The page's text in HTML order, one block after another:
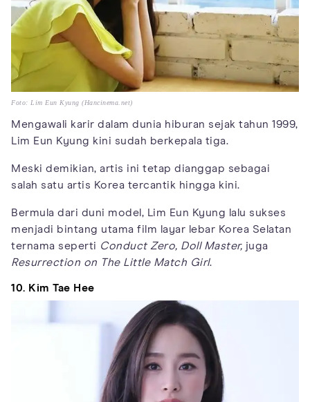
Foto: Lim Eun Kyung (Hancinema.net)
Mengawali karir dalam dunia hiburan sejak tahun 1999,
Lim Eun Kyung kini sudah berkepala tiga.
Meski demikian, artis ini tetap dianggap sebagai
salah satu artis Korea tercantik hingga kini.
Bermula dari duni model, Lim Eun Kyung lalu sukses
menjadi bintang utama film layar lebar Korea Selatan
ternama seperti Conduct Zero, Doll Master, juga
Resurrection on The Little Match Girl.
10. Kim Tae Hee